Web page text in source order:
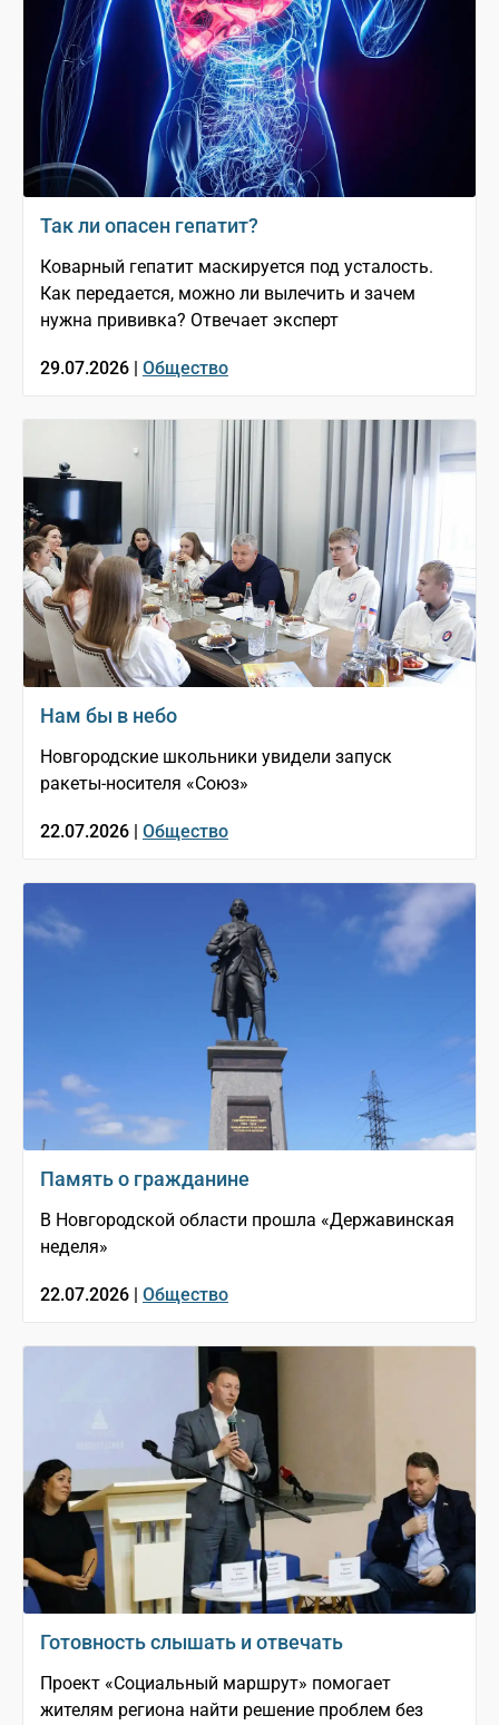
Так ли опасен гепатит?
Коварный гепатит маскируется под усталость.
Как передается, можно ли вылечить и зачем
нужна прививка? Отвечает эксперт
29.07.2026 | Общество
Нам бы в небо
Новгородские школьники увидели запуск
ракеты-носителя «Союз»
22.07.2026 | Общество
Память о гражданине
В Новгородской области прошла «Державинская
неделя»
22.07.2026 | Общество
Готовность слышать и отвечать
Проект «Социальный маршрут» помогает
жителям региона найти решение проблем без